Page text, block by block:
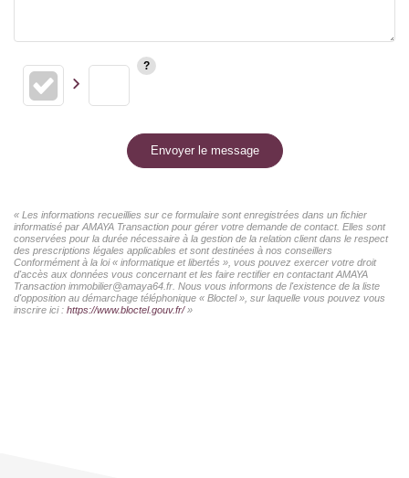
Envoyer le message
« Les informations recueillies sur ce formulaire sont enregistrées dans un fichier
informatisé par AMAYA Transaction pour gérer votre demande de contact. Elles sont
conservées pour la durée nécessaire à la gestion de la relation client dans le respect
des prescriptions légales applicables et sont destinées à nos conseillers
Conformément à la loi « informatique et libertés », vous pouvez exercer votre droit
d'accès aux données vous concernant et les faire rectifier en contactant AMAYA
Transaction immobilier@amaya64.fr. Nous vous informons de l'existence de la liste
d'opposition au démarchage téléphonique « Bloctel », sur laquelle vous pouvez vous
inscrire ici : https://www.bloctel.gouv.fr/»